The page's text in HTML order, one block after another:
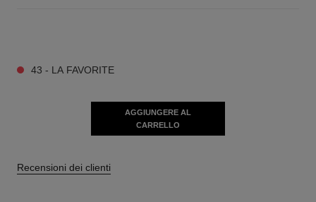
43 - LA FAVORITE
AGGIUNGERE AL
CARRELLO
Recensioni dei clienti